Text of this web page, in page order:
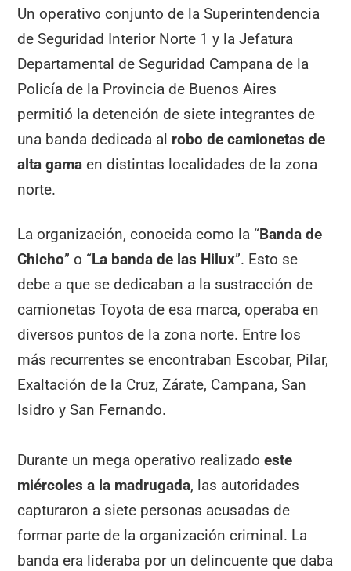
Un operativo conjunto de la Superintendencia
de Seguridad Interior Norte 1 y la Jefatura
Departamental de Seguridad Campana de la
Policía de la Provincia de Buenos Aires
permitió la detención de siete integrantes de
una banda dedicada al robo de camionetas de
alta gama en distintas localidades de la zona
norte.
La organización, conocida como la “Banda de
Chicho” o “La banda de las Hilux”. Esto se
debe a que se dedicaban a la sustracción de
camionetas Toyota de esa marca, operaba en
diversos puntos de la zona norte. Entre los
más recurrentes se encontraban Escobar, Pilar,
Exaltación de la Cruz, Zárate, Campana, San
Isidro y San Fernando.
Durante un mega operativo realizado este
miércoles a la madrugada, las autoridades
capturaron a siete personas acusadas de
formar parte de la organización criminal. La
banda era lideraba por un delincuente que daba